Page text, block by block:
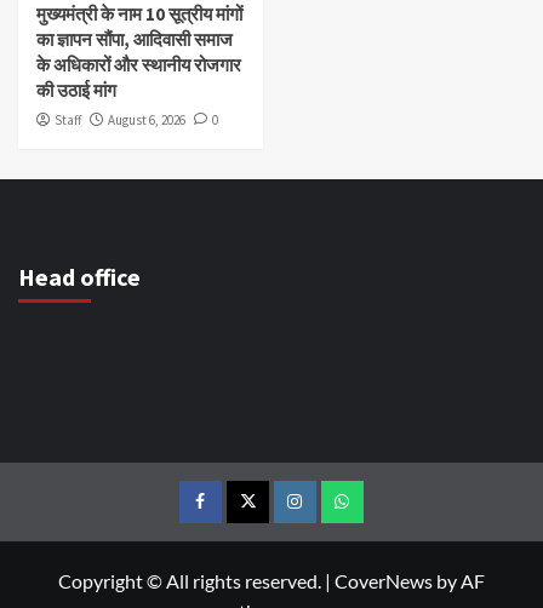
मुख्यमंत्री के नाम 10 सूत्रीय मांगों
का ज्ञापन सौंपा, आदिवासी समाज
के अधिकारों और स्थानीय रोजगार
की उठाई मांग
Staff August 6, 2026 0
Head office
Copyright © All rights reserved. | CoverNews by AF